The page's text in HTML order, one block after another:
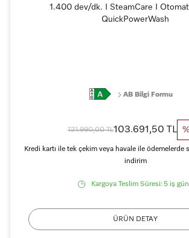
1.400 dev/dk. I SteamCare I
QuickPowerWash
AB Bilgi Formu
121.990,00 TL103.691,50 TL
Kredi kartı ile tek çekim veya havale ile ödemelerde
indirim
Kargoya Teslim Süresi: 5 iş
ÜRÜN DETAY